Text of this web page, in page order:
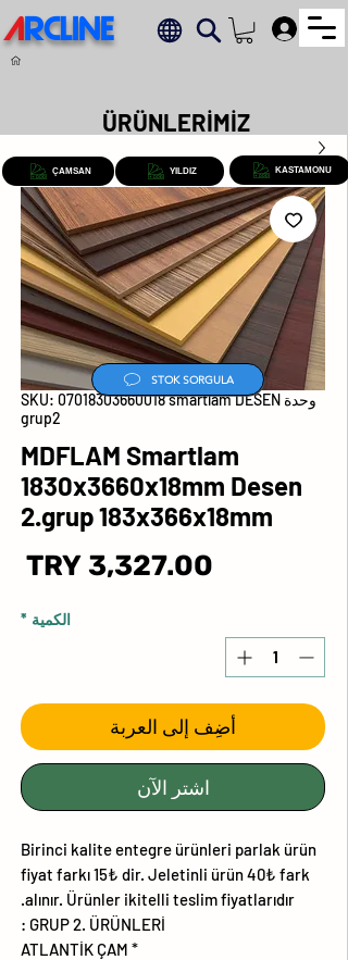
ARCLINE
وحدة SKU: 07018303660018 smartlam DESEN
grup2
MDFLAM Smartlam
1830x3660x18mm Desen
2.grup 183x366x18mm
الكمية *
أضِف إلى العربة
اشترِ الآن
Birinci kalite entegre ürünleri parlak ürün
fiyat farkı 15₺ dir. Jeletinli ürün 40₺ fark
alınır. Ürünler ikitelli teslim fiyatlarıdır.
GRUP 2. ÜRÜNLERİ :
* ATLANTİK ÇAM
ÇAMSAN YILDIZ KASTAMONU
STOK SORGULA
ÜRÜNLERİMİZ